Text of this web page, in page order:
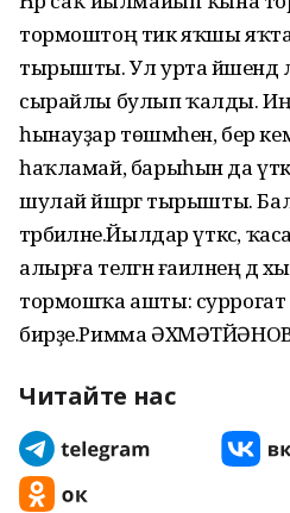
Читайте нас